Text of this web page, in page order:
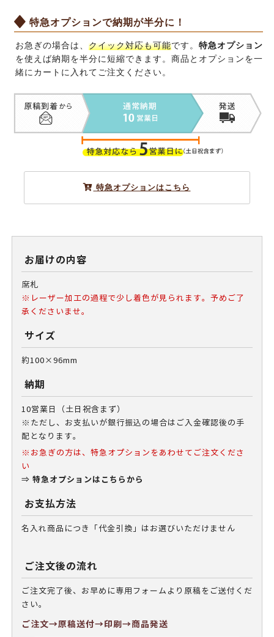
特急オプションで納期が半分に！
お急ぎの場合は、 クイック対応も可能です。 特急オプション
を使えば納期を半分に短縮できます。商品とオプションを一
緒にカートに入れてご注文ください。
特急オプションはこちら
お届けの内容
席札
※レーザー加工の過程で少し着色が見られます。予めご了
承くださいませ。
サイズ
約100×96mm
納期
10営業日（土日祝含まず）
※ただし、お支払いが銀行振込の場合はご入金確認後の手
配となります。
※お急ぎの方は、特急オプションをあわせてご注文くださ
い
⇒ 特急オプションはこちらから
お支払方法
名入れ商品につき「代金引換」はお選びいただけません
ご注文後の流れ
ご注文完了後、お早めに専用フォームより原稿をご送付くだ
さい。
ご注文→原稿送付→印刷→商品発送